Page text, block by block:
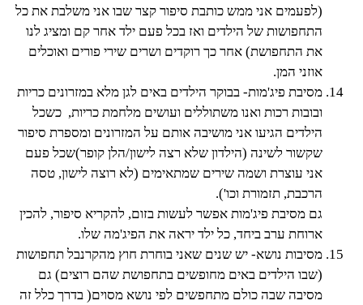
(לפעמים אני ממש כותבת סיפור קצר שבו אני משלבת את כל
התחפושות של הילדים ואז בכל פעם ילד אחר קם ומציג לנו
את התחפושת) אחר כך רוקדים ושרים שירי פורים ואוכלים
אוזני המן.
מסיבת פיג'מות- בבוקר הילדים באים לגן מלא במזרונים כריות
ובובות רכות ואנו משתוללים ועושים מלחמת כריות, כשכל
הילדים הגיעו אני מושיבה אותם על המזרונים ומספרת סיפור
שקשור לשינה (הילדון שלא רצה לישון/הלן קופר)שכל פעם
אני עוצרת ושמה שירים שמתאימים (לא רוצה לישון, טסה
הרכבת, תזמורת וכו').
גם מסיבת פיג'מות אפשר לעשות בזום, להקריא סיפור, להכין
ארוחת ערב ביחד, כל ילד יראה את הפיג'מה שלו.
מסיבות נושא- יש שנים שאני בוחרת חוץ מהקרנבל תחפושות
(שבו הילדים באים מחופשים בתחפושת שהם רוצים) גם
מסיבה שבה כולם מתחפשים לפי נושא מסוים( בדרך כלל זה